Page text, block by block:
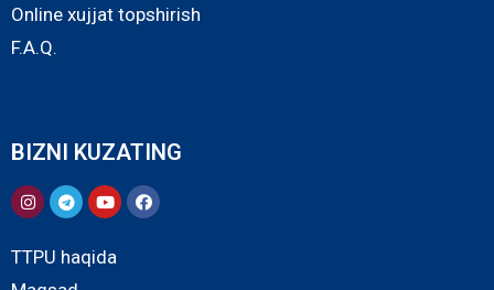
Online xujjat topshirish
F.A.Q.
BIZNI KUZATING
TTPU haqida